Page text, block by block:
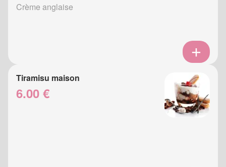
Crème anglaise
Tiramisu maison
6.00 €